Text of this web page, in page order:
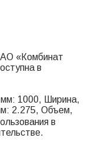
АО «Комбинат
в
1000, Ширина,
2.275, Объем,
в